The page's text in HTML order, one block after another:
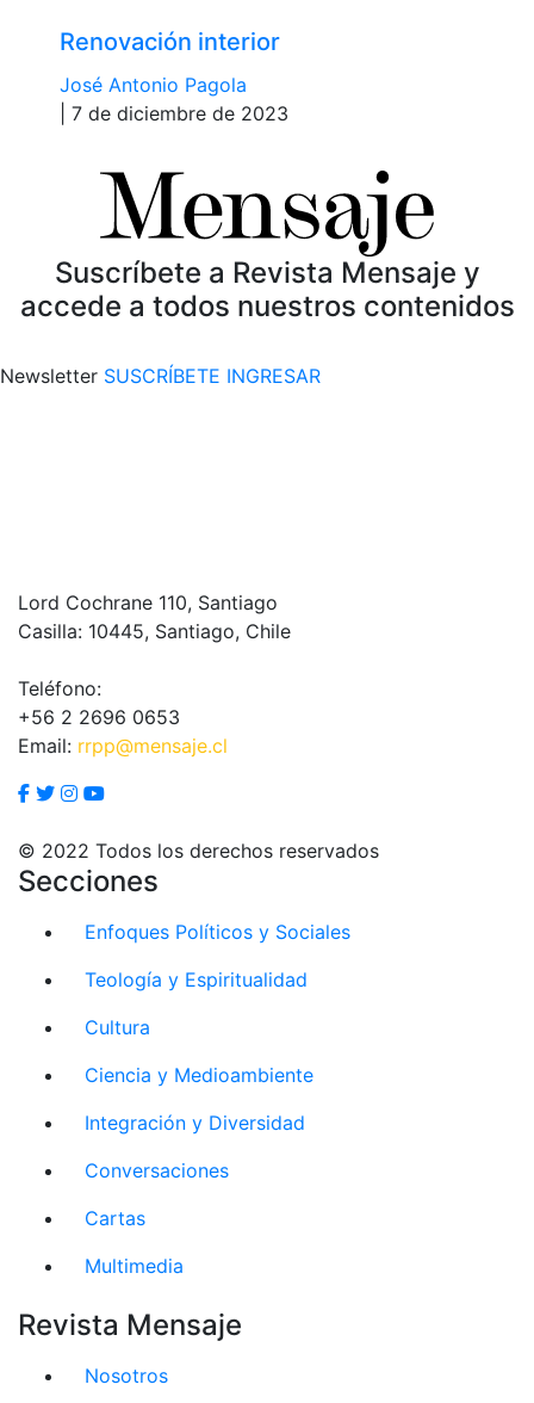
Renovación interior
José Antonio Pagola
| 7 de diciembre de 2023
Suscríbete a Revista Mensaje y
accede a todos nuestros contenidos
Newsletter SUSCRÍBETE INGRESAR
Lord Cochrane 110, Santiago
Casilla: 10445, Santiago, Chile
Teléfono:
+56 2 2696 0653
Email: rrpp@mensaje.cl
© 2022 Todos los derechos reservados
Secciones
Enfoques Políticos y Sociales
Teología y Espiritualidad
Cultura
Ciencia y Medioambiente
Integración y Diversidad
Conversaciones
Cartas
Multimedia
Revista Mensaje
Nosotros